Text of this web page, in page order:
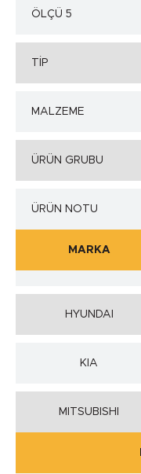
ÖLÇÜ 5
TİP
MALZEME
ÜRÜN GRUBU
ÜRÜN NOTU
MARKA
HYUNDAI
KIA
MITSUBISHI